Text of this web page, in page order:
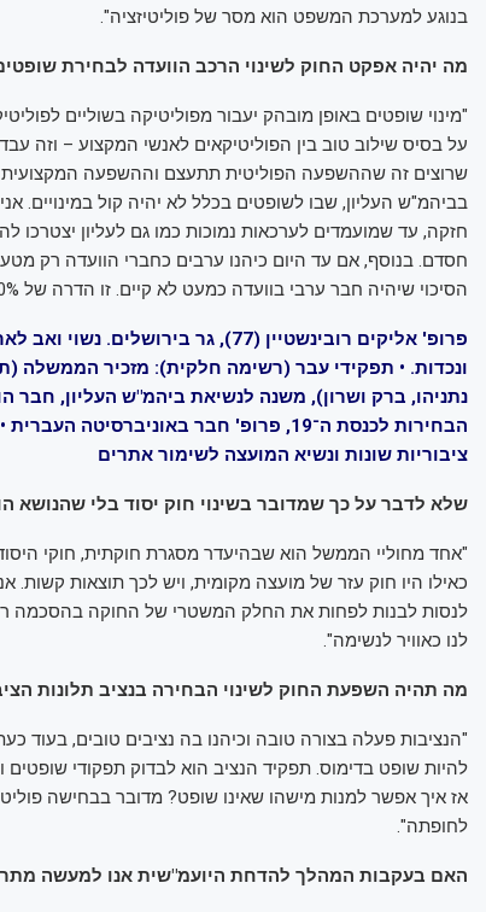
בנוגע למערכת המשפט הוא מסר של פוליטיזציה".
מה יהיה אפקט החוק לשינוי הרכב הוועדה לבחירת
"מינוי שופטים באופן מובהק יעבור מפוליטיקה בשוליים
על בסיס שילוב טוב בין הפוליטיקאים לאנשי המקצוע – וזה
שרוצים זה שההשפעה הפוליטית תתעצם וההשפעה המקצועית
בביהמ"ש העליון, שבו לשופטים בכלל לא יהיה קול במינויים.
חזקה, עד שמועמדים לערכאות נמוכות כמו גם לעליון יצטרכו
חסדם. בנוסף, אם עד היום כיהנו ערבים כחברי הוועדה רק
הסיכוי שיהיה חבר ערבי בוועדה כמעט לא קיים. זו הדרה של 20% מאוכלוסיית ישראל".
פרופ' אליקים רובינשטיין (77), גר
ונכדות. • תפקידי עבר (רשימה חלקית): מזכיר הממשלה
נתניהו, ברק ושרון), משנה לנשיאת ביהמ"ש העליון, חבר
הבחירות לכנסת ה־19, פרופ' חבר
ציבוריות שונות ונשיא המועצה לשימור אתרים
שלא לדבר על כך שמדובר בשינוי חוק יסוד בלי שהנושא
"אחד מחוליי הממשל הוא שבהיעדר מסגרת חוקתית, חוקי
כאילו היו חוק עזר של מועצה מקומית, ויש לכך תוצאות
לנסות לבנות לפחות את החלק המשטרי של החוקה בהסכמה
לנו כאוויר לנשימה".
מה תהיה השפעת החוק לשינוי הבחירה בנציב תלונות
"הנציבות פעלה בצורה טובה וכיהנו בה נציבים טובים, בעוד
להיות שופט בדימוס. תפקיד הנציב הוא לבדוק תפקודי
אז איך אפשר למנות מישהו שאינו שופט? מדובר בבחישה
לחופתה".
האם בעקבות המהלך להדחת היועמ"שית אנו למעשה